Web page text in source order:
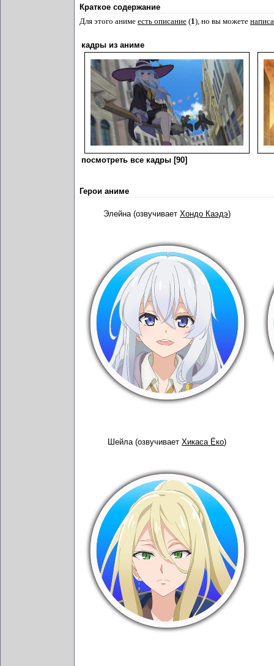
Краткое содержание
Для этого аниме есть описание (1), но вы можете
кадры из аниме
посмотреть все кадры [90]
Герои аниме
Элейна (озвучивает Хондо Каэдэ)
Шейла (озвучивает Хикаса Ёко)